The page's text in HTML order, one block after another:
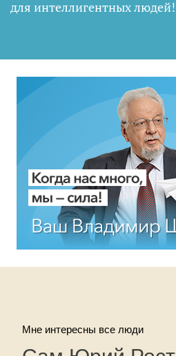
для интеллигентных людей!
Мне интересны все люди